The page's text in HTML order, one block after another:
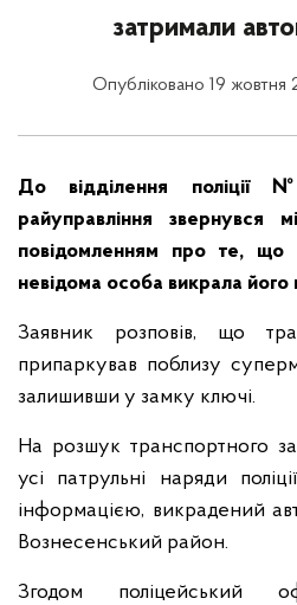
затримали
Опубліковано 19
До відділення поліції
райуправління звернувся
повідомленням про те, що
невідома особа викрала
Заявник розповів, що
припаркував поблизу
залишивши у замку ключі.
На розшук транспортного
усі патрульні наряди
інформацією, викрадений
Вознесенський район.
Згодом поліцейський